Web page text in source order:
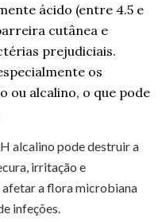
ácido (entre 4.5 e
cutânea e
prejudiciais.
os
ou alcalino, o que pode
alcalino pode destruir a
irritação e
a flora microbiana
infeções.